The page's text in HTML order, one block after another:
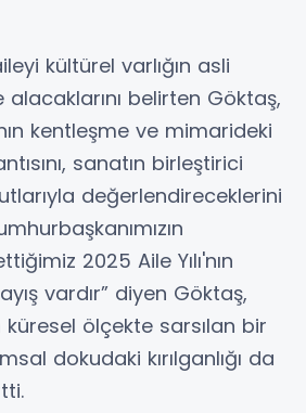
kültürel varlığın asli
belirten Göktaş,
kentleşme ve mimarideki
sanatın birleştirici
değerlendireceklerini
2025 Aile Yılı'nın
vardır” diyen Göktaş,
ölçekte sarsılan bir
dokudaki kırılganlığı da